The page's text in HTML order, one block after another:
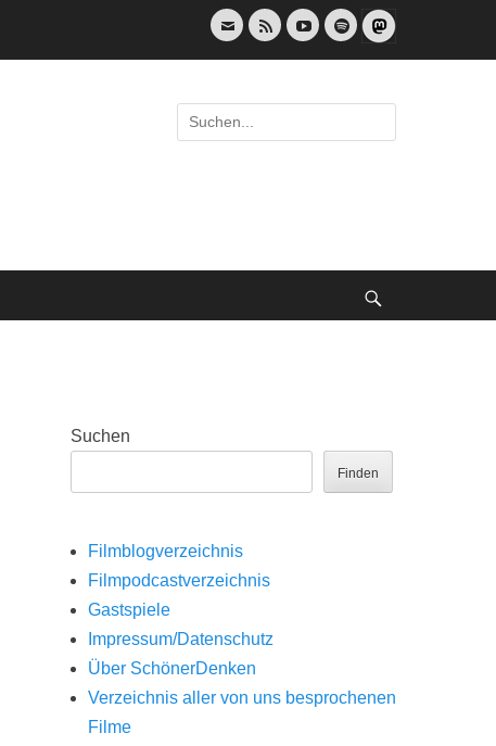
E-
Mail
Feed YouTubeSpotify
Suche
nach:
Suchen
Finden
Filmblogverzeichnis
Filmpodcastverzeichnis
Gastspiele
Impressum/Datenschutz
Über SchönerDenken
Verzeichnis aller von uns besprochenen
Filme